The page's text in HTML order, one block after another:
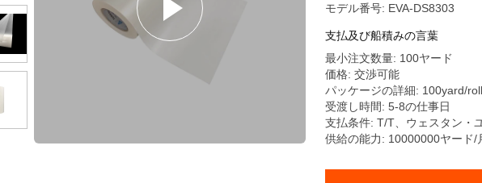
モデル番号: EVA-DS8303
支払及び船積みの言葉
最小注文数量: 100ヤード
価格: 交渉可能
パッケージの詳細: 100yard/
受渡し時間: 5-8の仕事日
支払条件: T/T、ウェスタン・
供給の能力: 10000000ヤード/